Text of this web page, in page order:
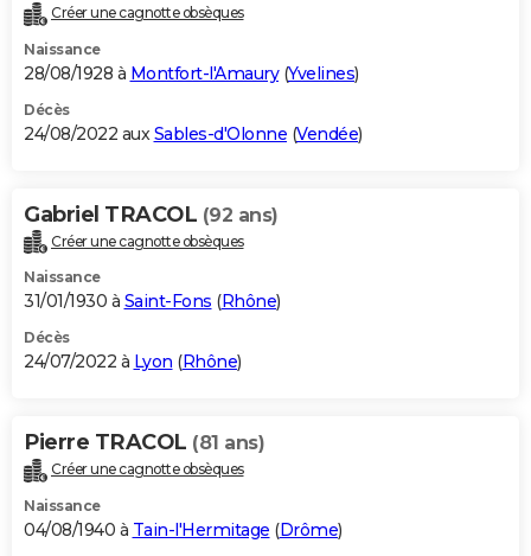
Créer une cagnotte obsèques
Naissance
28/08/1928 à Montfort-l'Amaury(Yvelines)
Décès
24/08/2022 aux Sables-d'Olonne (Vendée)
Gabriel TRACOL (92 ans)
Créer une cagnotte obsèques
Naissance
31/01/1930 à Saint-Fons (Rhône)
Décès
24/07/2022 à Lyon (Rhône)
Pierre TRACOL (81 ans)
Créer une cagnotte obsèques
Naissance
04/08/1940 à Tain-l'Hermitage (Drôme)